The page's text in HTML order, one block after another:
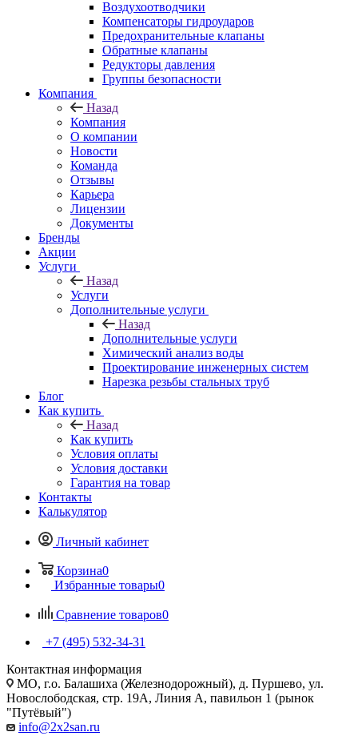
Воздухоотводчики
Компенсаторы гидроударов
Предохранительные клапаны
Обратные клапаны
Редукторы давления
Группы безопасности
Компания
Назад
Компания
О компании
Новости
Команда
Отзывы
Карьера
Лицензии
Документы
Бренды
Акции
Услуги
Назад
Услуги
Дополнительные услуги
Назад
Дополнительные услуги
Химический анализ воды
Проектирование инженерных систем
Нарезка резьбы стальных труб
Блог
Как купить
Назад
Как купить
Условия оплаты
Условия доставки
Гарантия на товар
Контакты
Калькулятор
Личный кабинет
Корзина0
Избранные товары0
Сравнение товаров0
+7 (495) 532‑34‑31
Контактная информация
МО, г.о. Балашиха (Железнодорожный), д. Пуршево, ул.
Новослободская, стр. 19А, Линия А, павильон 1 (рынок
"Путёвый")
info@2x2san.ru